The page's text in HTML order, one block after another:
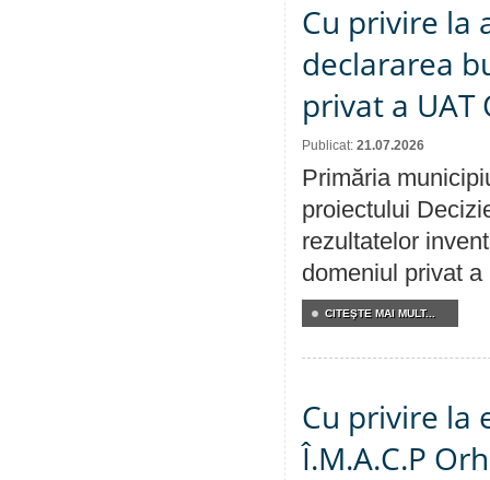
Cu privire la
declararea
privat a UAT
Publicat: 21.07.2026
Primăria
proiectului
rezultatelor
domeniul privat a
CITEŞTE MAI MULT...
Cu privire la
Î.M.A.C.P